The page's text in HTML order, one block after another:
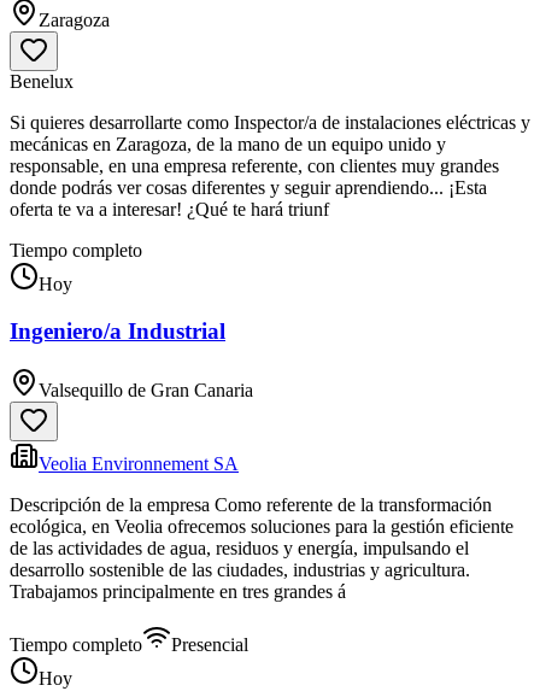
Zaragoza
Benelux
Si quieres desarrollarte como Inspector/a de instalaciones eléctricas y
mecánicas en Zaragoza, de la mano de un equipo unido y
responsable, en una empresa referente, con clientes muy grandes
donde podrás ver cosas diferentes y seguir aprendiendo... ¡Esta
oferta te va a interesar! ¿Qué te hará triunf
Tiempo completo
Hoy
Ingeniero/a Industrial
Valsequillo de Gran Canaria
Veolia Environnement SA
Descripción de la empresa Como referente de la transformación
ecológica, en Veolia ofrecemos soluciones para la gestión eficiente
de las actividades de agua, residuos y energía, impulsando el
desarrollo sostenible de las ciudades, industrias y agricultura.
Trabajamos principalmente en tres grandes á
Tiempo completo
Presencial
Hoy